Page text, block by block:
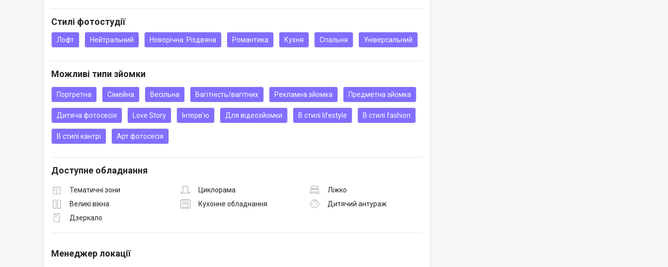
Стилі фотостудії
Лофт Нейтральний Новорічна. Різдвяна Романтика Кухня Спальня Універсальний
Можливі типи зйомки
Портретна Сімейна Весільна Вагітність/вагітних Рекламна зйомка Предметна зйомка
Дитяча фотосесія Love Story Інтерв'ю Для відеозйомки В стилі lifestyle В стилі fashion
В стилі кантрі Арт фотосесія
Доступне обладнання
Тематичні зони Циклорама
Ліжко
Великі вікна
Кухонне обладнання
Дитячий антураж
Дзеркало
Менеджер локації